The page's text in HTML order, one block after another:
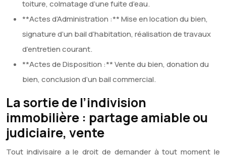
toiture, colmatage d’une fuite d’eau.
**Actes d’Administration :** Mise en location du bien,
signature d’un bail d’habitation, réalisation de travaux
d’entretien courant.
**Actes de Disposition :** Vente du bien, donation du
bien, conclusion d’un bail commercial.
La sortie de l’indivision
immobilière : partage amiable ou
judiciaire, vente
Tout indivisaire a le droit de demander à tout moment le